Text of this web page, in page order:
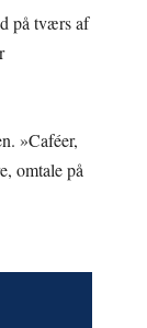
på tværs af
»Caféer,
omtale på